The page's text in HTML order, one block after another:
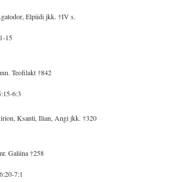
Elpiidi jkk. †IV s.
15
Teofilakt †842
6:3
Ksanti, Ilian, Angi jkk. †320
Galiina †258
7:1